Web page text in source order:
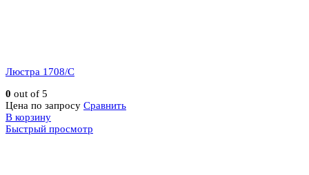
Люстра 1708/C
0 out of 5
Цена по запросу Сравнить
В корзину
Быстрый просмотр